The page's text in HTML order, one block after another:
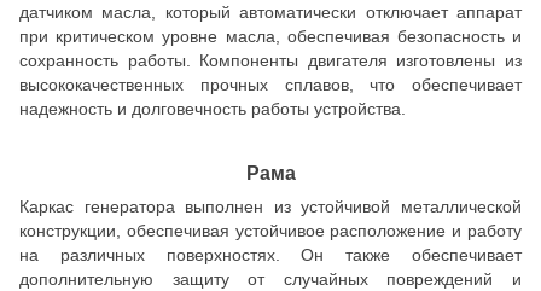
датчиком масла, который автоматически отключает аппарат
при критическом уровне масла, обеспечивая безопасность и
сохранность работы. Компоненты двигателя изготовлены из
высококачественных прочных сплавов, что обеспечивает
надежность и долговечность работы устройства.
Рама
Каркас генератора выполнен из устойчивой металлической
конструкции, обеспечивая устойчивое расположение и работу
на различных поверхностях. Он также обеспечивает
дополнительную защиту от случайных повреждений и